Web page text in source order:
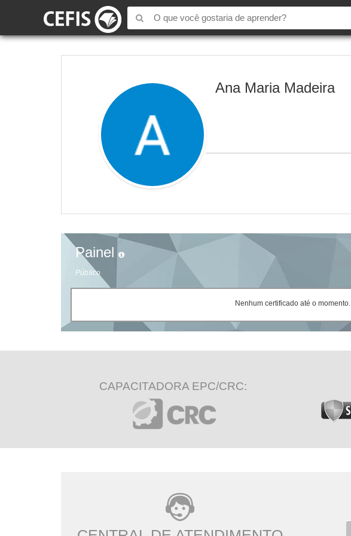
Ana Maria Madeira
Painel
Público
Nenhum certificado até o momento.
CAPACITADORA EPC/CRC: